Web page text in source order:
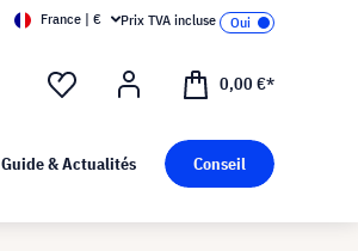
France | € Prix TVA incluse
0,00 €*
Guide & Actualités Conseil